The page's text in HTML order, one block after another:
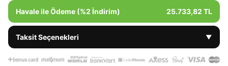
Havale ile Ödeme (%2 İndirim) 25.733,82 TL
Taksit Seçenekleri ▼